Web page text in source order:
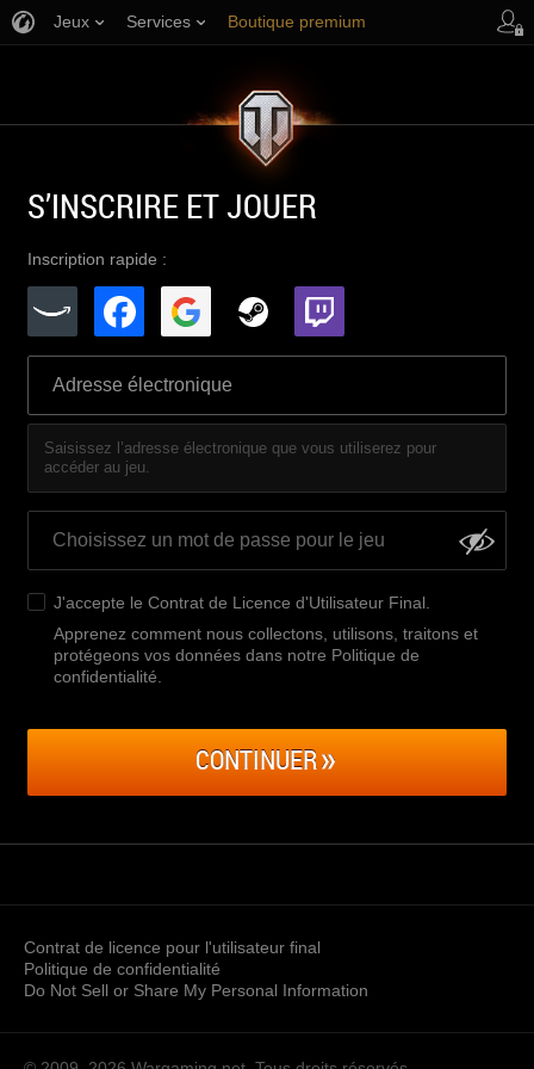
Jeux Services Boutique premium
S’INSCRIRE ET JOUER
Inscription rapide :
Saisissez l’adresse électronique que vous utiliserez pour
accéder au jeu.
J'accepte le Contrat de Licence d'Utilisateur Final
Apprenez comment nous collectons, utilisons, traitons et
protégeons vos données dans notre Politique de
confidentialité
CONTINUER
Contrat de licence pour l'utilisateur final
Politique de confidentialité
Do Not Sell or Share My Personal Information